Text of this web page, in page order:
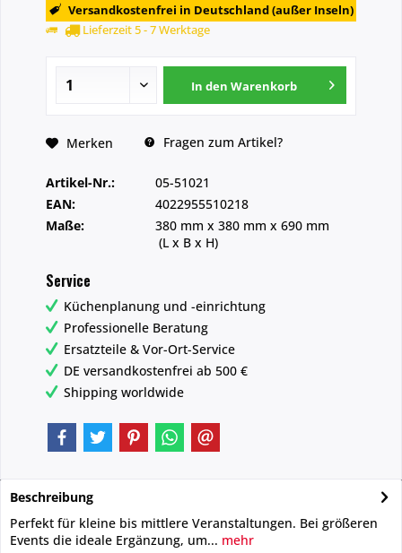
Versandkostenfrei in Deutschland (außer Inseln)
Lieferzeit 5 - 7 Werktage
In den Warenkorb
Merken Fragen zum Artikel?
Artikel-Nr.:
05-51021
EAN:
4022955510218
Maße:
380 mm x 380 mm x 690 mm
(L x B x H)
Service
Küchenplanung und -einrichtung
Professionelle Beratung
Ersatzteile & Vor-Ort-Service
DE versandkostenfrei ab 500 €
Shipping worldwide
Beschreibung
Perfekt für kleine bis mittlere Veranstaltungen. Bei größeren
Events die ideale Ergänzung, um... mehr